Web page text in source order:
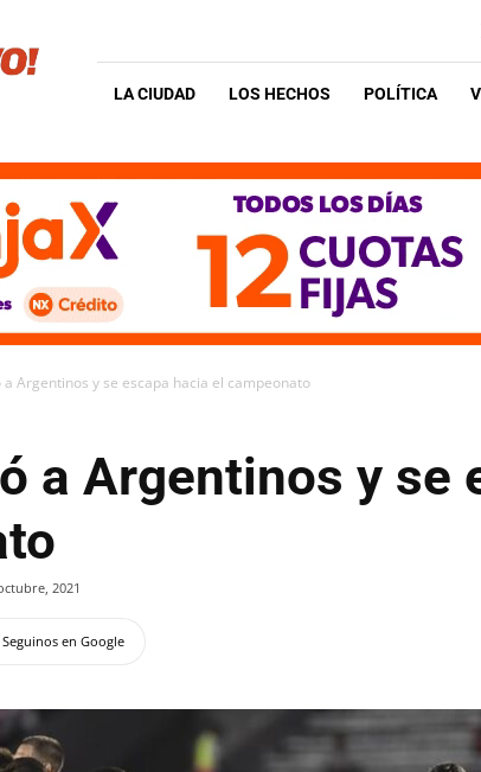
LA CIUDAD LOS HECHOS POLÍTICA
a Argentinos y se escapa hacia el campeonato
a Argentinos y se
2021
Seguinos en Google